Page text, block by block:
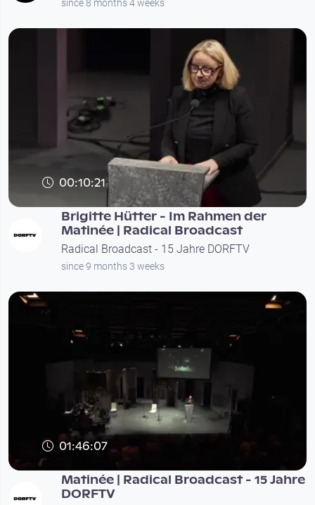
since 8 months 4 weeks
00:10:21
Brigitte Hütter - Im Rahmen der
Matinée | Radical Broadcast
Radical Broadcast - 15 Jahre DORFTV
since 9 months 3 weeks
01:46:07
Matinée | Radical Broadcast - 15 Jahre
DORFTV